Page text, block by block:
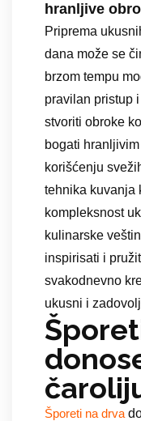
hranljive
Priprema
dana može se
brzom tempu
pravilan pristup
stvoriti obroke
bogati
korišćenju
tehnika kuvanja
kompleksnost
kulinarske
inspirisati i
svakodnevno
ukusni i
Šporeti na drva